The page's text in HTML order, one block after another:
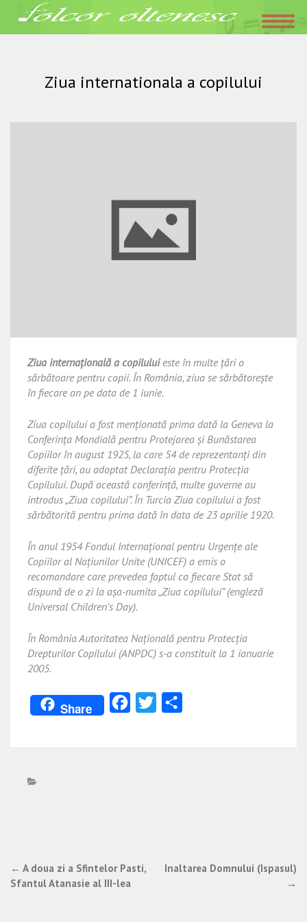
Acasa»Ziua internationala a copilului
Folclor Oltenesc
Ziua internationala a copilului
Ziua internațională a copiluluieste în multe țări o
sărbătoare pentru copii. În România, ziua se sărbătorește
în fiecare an pe data de 1 iunie.
Ziua copilului a fost menționată prima dată la Geneva la
Conferința Mondială pentru Protejarea și Bunăstarea
Copiilor în august 1925, la care 54 de reprezentanți din
diferite țări, au adoptat Declarația pentru Protecția
Copilului. După această conferință, multe guverne au
introdus „Ziua copilului”. În Turcia Ziua copiluluia fost
sărbătorită pentru prima dată în data de 23 aprilie 1920.
În anul 1954 Fondul Internațional pentru Urgențe ale
Copiilor al Națiunilor Unite (UNICEF) a emis o
recomandare care prevedea faptul ca fiecare Stat să
dispună de o zi la așa-numita „Ziua copilului” (engleză
Universal Children’s Day).
În RomâniaAutoritatea Națională pentru Protecția
Drepturilor Copilului (ANPDC) s-a constituit la 1 ianuarie
2005.
Share FacebookTwitter
Post
navigation
← A doua zi a Sfintelor Pasti,
Sfantul Atanasie al III-lea
Inaltarea Domnului (Ispasul)
→